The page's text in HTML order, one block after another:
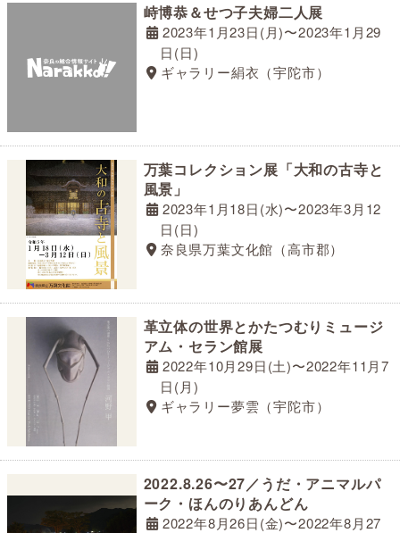
峙博恭＆せつ子夫婦二人展
2023年1月23日(月)〜2023年1月29
日(日)
ギャラリー絹衣（宇陀市）
万葉コレクション展「大和の古寺と
風景」
2023年1月18日(水)〜2023年3月12
日(日)
奈良県万葉文化館（高市郡）
革立体の世界とかたつむりミュージ
アム・セラン館展
2022年10月29日(土)〜2022年11月7
日(月)
ギャラリー夢雲（宇陀市）
2022.8.26〜27／うだ・アニマルパ
ーク・ほんのりあんどん
2022年8月26日(金)〜2022年8月27